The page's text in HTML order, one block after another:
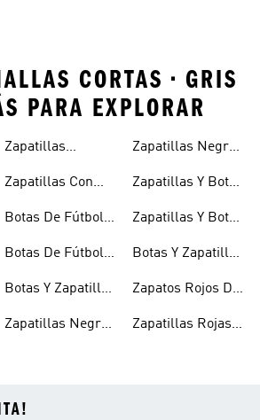
CORTAS • GRIS
PARA EXPLORAR
Niñas
Zapatillas
Niños
Zapatillas Con
Niños
Botas De Fútbol
Botas De Fútbol
Botas Y Zapatillas
Niños
Zapatillas Negras
Zapatillas Negras
Zapatillas Y Botas
Zapatillas Y Botas
Botas Y Zapatillas
Zapatos Rojos De
Zapatillas Rojas